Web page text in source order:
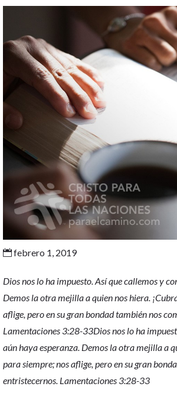
 febrero 1, 2019
Dios nos lo ha impuesto. Así que callemos y
Demos la otra mejilla a quien nos hiera.
aflige, pero en su gran bondad también nos
Lamentaciones 3:28-33Dios nos lo ha
aún haya esperanza. Demos la otra mejilla a
para siempre; nos aflige, pero en su gran
entristecernos. Lamentaciones 3:28-33